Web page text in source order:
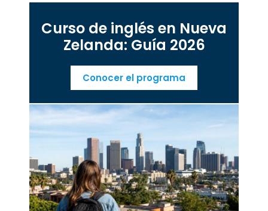
Curso de inglés en Nueva
Zelanda: Guía 2026
Conocer el programa